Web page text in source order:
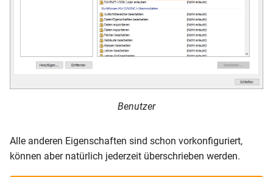
Benutzer
Alle anderen Eigenschaften sind schon vorkonfiguriert,
können aber natürlich jederzeit überschrieben werden.